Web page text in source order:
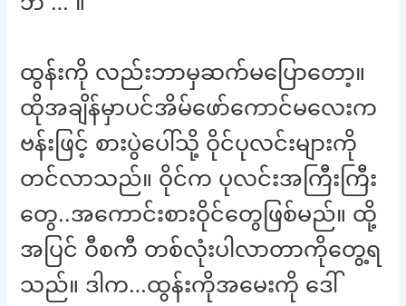
ထွန်းကို လည်းဘာမှဆက်မပြောတော့။
ထိုအချိန်မှာပင်အိမ်ဖော်ကောင်မလေးက
ဗန်းဖြင့် စားပွဲပေါ်သို့ ဝိုင်ပုလင်းများကို
တင်လာသည်။ ဝိုင်က ပုလင်းအကြီးကြီး
တွေ..အကောင်းစားဝိုင်တွေဖြစ်မည်။ ထို့
အပြင် ဝီစကီ တစ်လုံးပါလာတာကိုတွေ့ရ
သည်။ ဒါက…ထွန်းကိုအမေးကို ဒေါ်